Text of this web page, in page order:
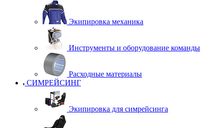
Экипировка механика
Инструменты и оборудование команды
Расходные материалы
СИМРЕЙСИНГ
Экипировка для симрейсинга